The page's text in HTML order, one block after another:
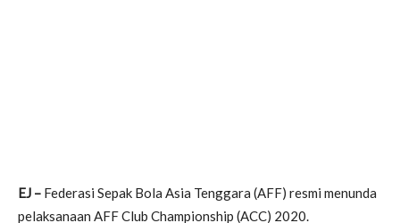
EJ – Federasi Sepak Bola Asia Tenggara (AFF) resmi menunda
pelaksanaan AFF Club Championship (ACC) 2020.